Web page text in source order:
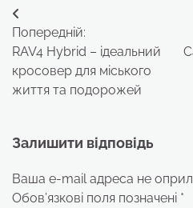
Навігація
записів
Попередній:
RAV4 Hybrid – ідеальний
кросовер для міського
життя та подорожей
Залишити відповідь
Ваша e-mail адреса не
Обов’язкові поля позначені *